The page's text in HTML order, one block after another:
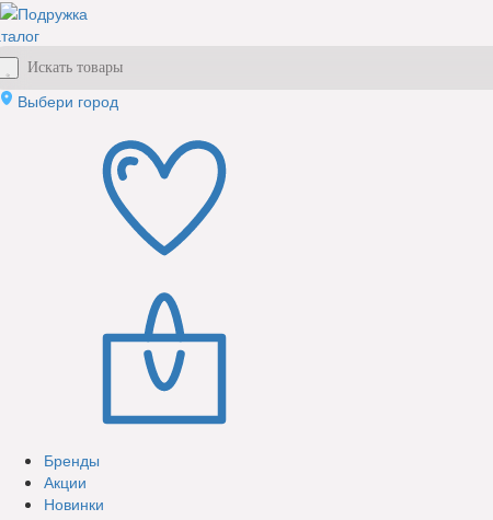
Выбери город
Бренды
Акции
Новинки